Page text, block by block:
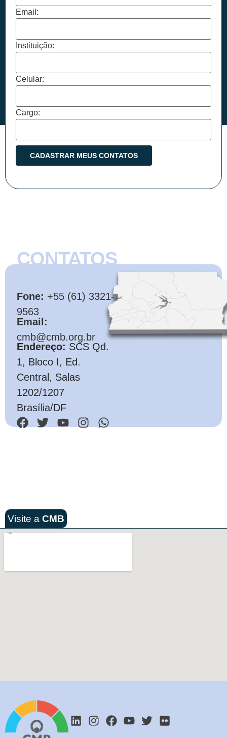
Email:
Instituição:
Celular:
Cargo:
CONTATOS
Fone: +55 (61) 3321-
9563
Email:
cmb@cmb.org.br
Endereço: SCS Qd.
1, Bloco I, Ed.
Central, Salas
1202/1207
Brasília/DF
Visite a CMB